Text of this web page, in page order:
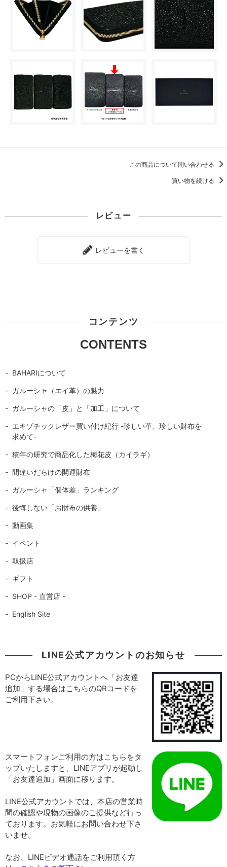
この商品について問い合わせる
買い物を続ける
レビュー
レビューを書く